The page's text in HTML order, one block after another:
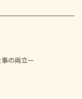
の両立ー